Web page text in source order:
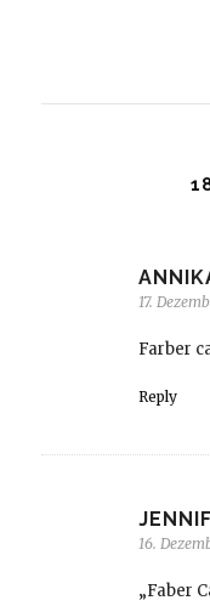
17.
Farber
Reply
16.
„Faber